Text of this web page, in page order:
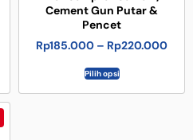
Cement Gun Putar &
Pencet
Rp185.000 – Rp220.000
Pilih opsi